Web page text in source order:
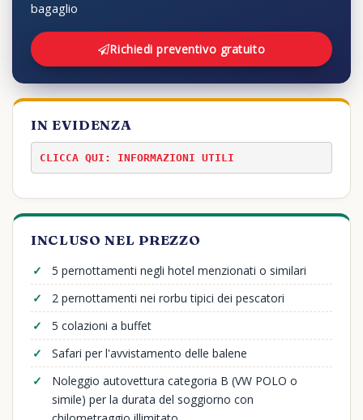
bagaglio
Richiedi preventivo gratuito
IN EVIDENZA
CLICCA QUI: INFORMAZIONI UTILI
INCLUSO NEL PREZZO
5 pernottamenti negli hotel menzionati o similari
2 pernottamenti nei rorbu tipici dei pescatori
5 colazioni a buffet
Safari per l'avvistamento delle balene
Noleggio autovettura categoria B (VW POLO o
simile) per la durata del soggiorno con